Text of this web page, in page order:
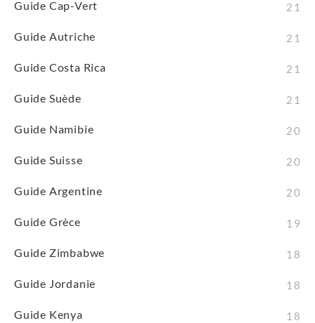
Guide Cap-Vert 21
Guide Autriche 21
Guide Costa Rica 21
Guide Suède 21
Guide Namibie 20
Guide Suisse 20
Guide Argentine 20
Guide Grèce 19
Guide Zimbabwe 18
Guide Jordanie 18
Guide Kenya 18